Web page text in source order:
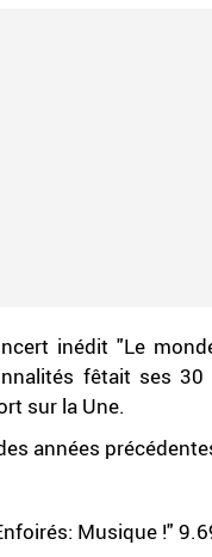
inédit "Le
fêtait ses
sur la Une.
années
Musique !"